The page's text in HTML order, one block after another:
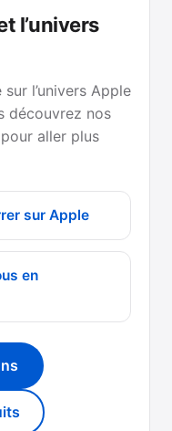
l’univers
l’univers Apple
découvrez nos
aller plus
sur Apple
en